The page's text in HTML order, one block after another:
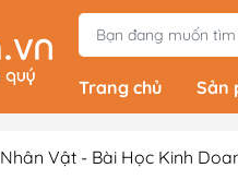
Trang chủ
Sản
Nhân Vật - Bài Học Kinh